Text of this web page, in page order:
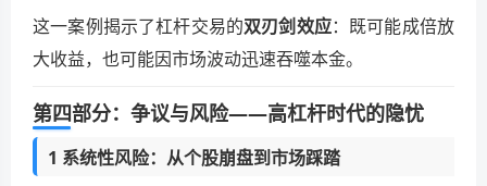
这一案例揭示了杠杆交易的双刃剑效应：既可能成倍放
大收益，也可能因市场波动迅速吞噬本金。
第四部分：争议与风险——高杠杆时代的隐忧
1 系统性风险：从个股崩盘到市场踩踏